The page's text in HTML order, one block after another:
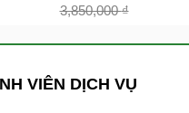
3,850,000₫
VIÊN DỊCH VỤ